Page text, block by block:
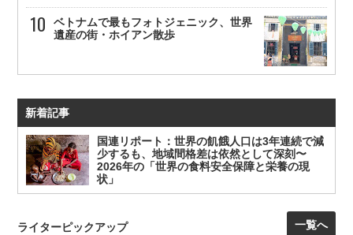
ベトナムで最もフォトジェニック、世界
遺産の街・ホイアン散歩
新着記事
国連リポート：世界の飢餓人口は3年連続で減
少するも、地域間格差は依然として深刻〜
2026年の「世界の食料安全保障と栄養の現
状」
ライターピックアップ 一覧へ